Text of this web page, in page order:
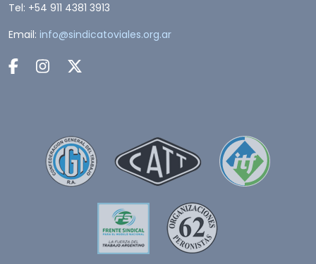
Tel: +54 911 4381 3913
Email: info@sindicatoviales.org.ar